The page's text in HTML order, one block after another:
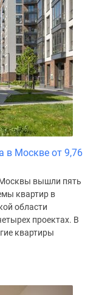
в Москве от 9,76
вышли пять
квартир в
области
проектах. В
квартиры